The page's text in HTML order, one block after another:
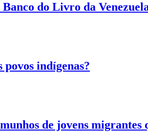
do Livro da
povos indígenas?
de jovens migrantes